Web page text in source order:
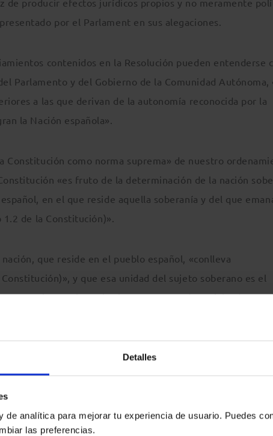
Detalles
de analítica para mejorar tu experiencia de usuario. Puedes
las preferencias.
de producir efectos jurídicos propios y no meramente
por el Parlament en sus alegaciones.
contenidos en la Resolución pueden entenderse
Parlamento y del Gobierno de la Comunidad Autónoma,
a las que derivan de la autonomía reconocida por la
la Nación española».
Constitución como norma suprema» de nuestro
«es fruto de la determinación de la nación
en el que reside aquella soberanía y del que
de la Constitución)».
que reside en el pueblo español, «conlleva
y que esa unidad del sujeto soberano es el
constituye, al propio tiempo, en Estado social y
recuerda también que el artículo 1 del Estatuto
ejerce su autogobierno constituida en
presente Estatuto».